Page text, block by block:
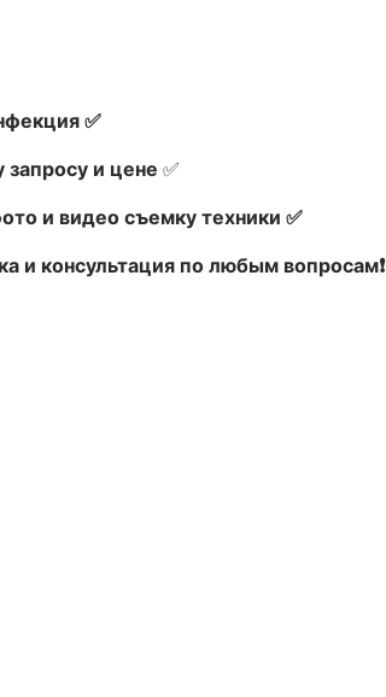
✅
и цене ✅
и видео съемку техники ✅
и консультация по любым вопросам❗